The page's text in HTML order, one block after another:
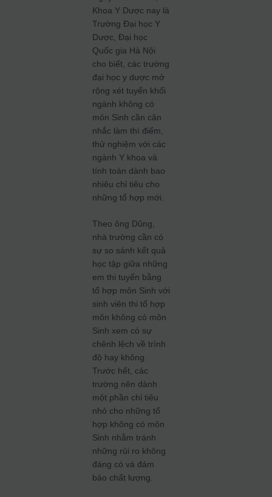
Khoa Y Dược nay là
Trường Đại học Y
Dược, Đại học
Quốc gia Hà Nội
cho biết, các trường
đại học y dược mở
rộng xét tuyển khối
ngành không có
môn Sinh cần cân
nhắc làm thí điểm,
thử nghiệm với các
ngành Y khoa và
tính toán dành bao
nhiêu chỉ tiêu cho
những tổ hợp mới.
Theo ông Dũng,
nhà trường cần có
sự so sánh kết quả
học tập giữa những
em thi tuyển bằng
tổ hợp môn Sinh với
sinh viên thi tổ hợp
môn không có môn
Sinh xem có sự
chênh lệch về trình
độ hay không.
Trước hết, các
trường nên dành
một phần chỉ tiêu
nhỏ cho những tổ
hợp không có môn
Sinh nhằm tránh
những rủi ro không
đáng có và đảm
bảo chất lượng.